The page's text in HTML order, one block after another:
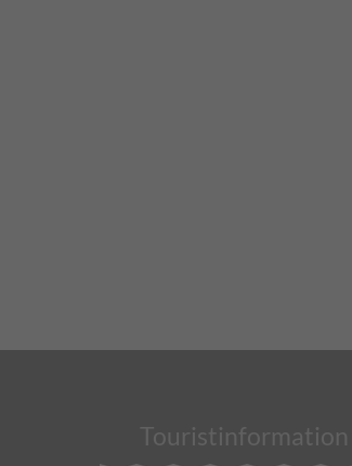
Touristinformation